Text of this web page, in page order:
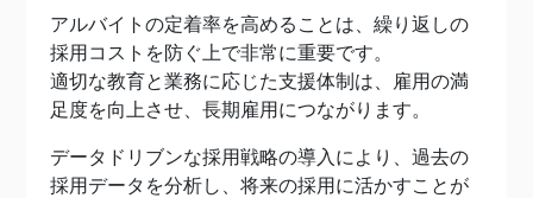
アルバイトの定着率を高めることは、繰り返しの
採用コストを防ぐ上で非常に重要です。
適切な教育と業務に応じた支援体制は、雇用の満
足度を向上させ、長期雇用につながります。
データドリブンな採用戦略の導入により、過去の
採用データを分析し、将来の採用に活かすことが